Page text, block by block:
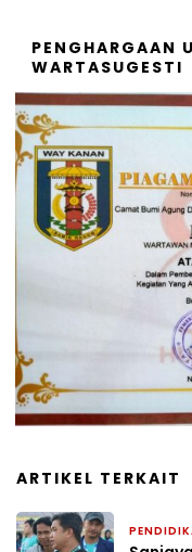
PENGHARGAAN
WARTASUGESTI
ARTIKEL TERKAIT